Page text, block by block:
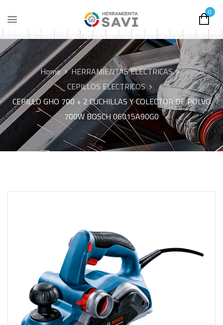
0
Home
HERRAMIENTAS ELECTRICAS
CEPILLOS ELECTRICOS
CEPILLO GHO 700 + 2 CUCHILLAS Y COLECTOR DE POLVO
700W BOSCH 06015A90G0